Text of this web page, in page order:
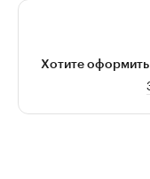
Хотите